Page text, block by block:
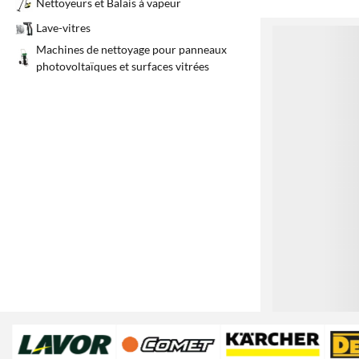
Nettoyeurs et Balais à vapeur
Lave-vitres
Machines de nettoyage pour panneaux
photovoltaïques et surfaces vitrées